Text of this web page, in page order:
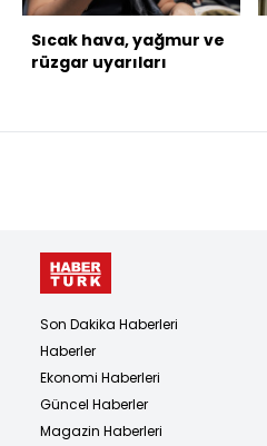
Sıcak hava, yağmur ve
rüzgar uyarıları
Son Dakika Haberleri
Haberler
Ekonomi Haberleri
Güncel Haberler
Magazin Haberleri